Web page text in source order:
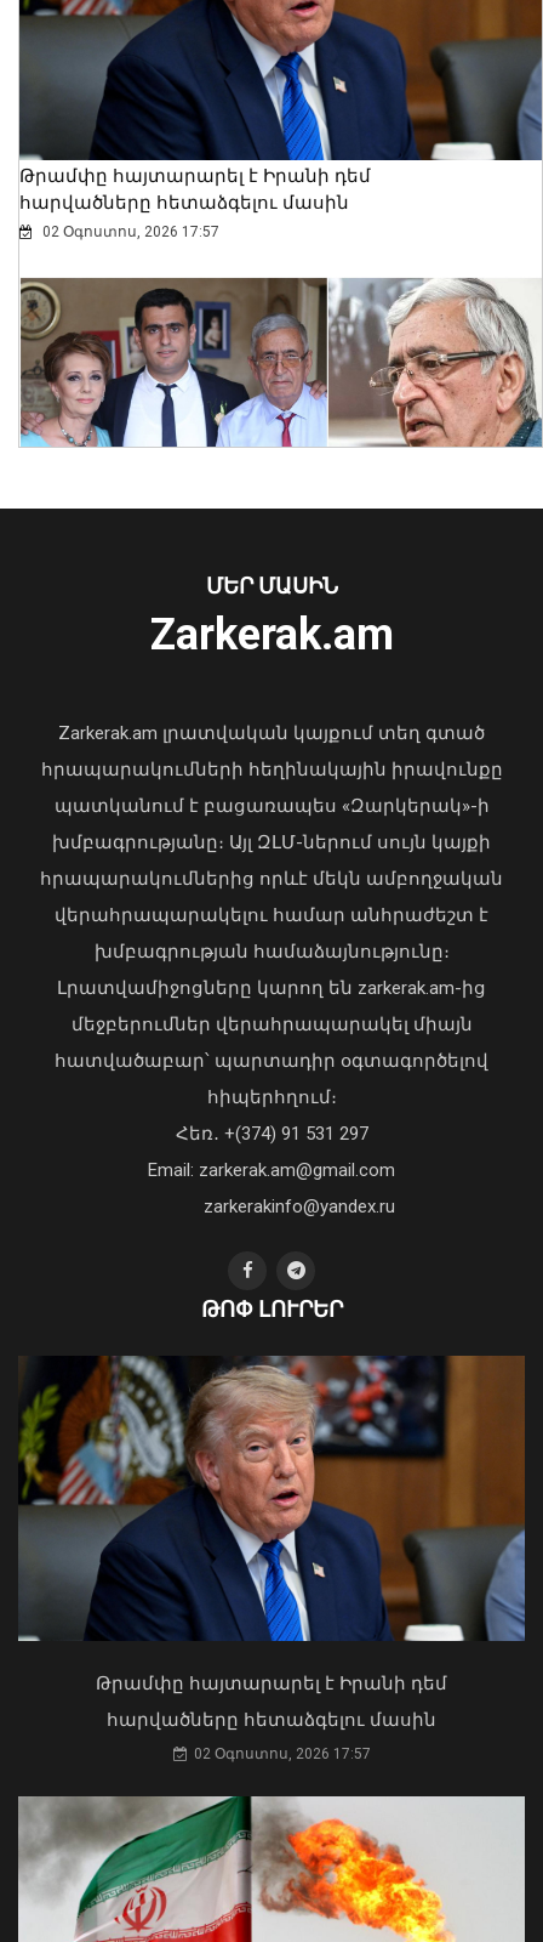
ներկայանալը ոչ միայն իրավունք է,
այլև հարգանքի դրսևորում թե՛
խորհրդարանի, թե՛ գործընկերների
նկատմամբ․ Ազարյան
07 Օգոստոս, 2026 18:34
հետազոտությունների դաշնային
Դատախազությունն
սեփականության իրավունքով
պատկանող մարզադպրոցի
ձեռքբերման գործընթացում
հայտնաբերել է մի շարք
07 Օգոստոս, 2026 18:06
Թուրքիան, Սաուդյան Արաբիան և
Պակիստանը ստորագրել են եռակողմ
պաշտպանական պայմանագիր
07 Օգոստոս, 2026 17:57
Թրամփը հայտարարել է Իրանի դեմ
հարվածները հետաձգելու մասին
02 Օգոստոս, 2026 17:57
«Պարտվեցինք դաժան հիվանդության
04 Օգոստոս, 2026 19:12
Վարչապետ Փաշինյանն այցելել է
«ԷԼԵՎԵՅԹ ԷՅԱՅ» արհեստական
բանականության գործարան
Ի՞նչ ուղերձ էր ոտքի չկանգնելը.
Աղաջանյանը` ընդդիմությանը
ՄԵՐ ՄԱՍԻՆ
Zarkerak.am
Zarkerak.am լրատվական կայքում տեղ գտած
հրապարակումների հեղինակային իրավունքը
պատկանում է բացառապես «Զարկերակ»-ի
խմբագրությանը։ Այլ ԶԼՄ-ներում սույն կայքի
հրապարակումներից որևէ մեկն ամբողջական
վերահրապարակելու համար անհրաժեշտ է
խմբագրության համաձայնությունը։
Լրատվամիջոցները կարող են zarkerak.am-ից
մեջբերումներ վերահրապարակել միայն
հատվածաբար՝ պարտադիր օգտագործելով
հիպերհղում։
Հեռ․ +(374) 91 531 297
Email: zarkerak.am@gmail.com
zarkerakinfo@yandex.ru
ԹՈՓ ԼՈՒՐԵՐ
Թրամփը հայտարարել է Իրանի դեմ
հարվածները հետաձգելու մասին
02 Օգոստոս, 2026 17:57